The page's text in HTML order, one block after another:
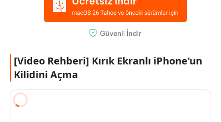
[Video Rehberi] Kırık Ekranlı iPhone'un
Kilidini Açma